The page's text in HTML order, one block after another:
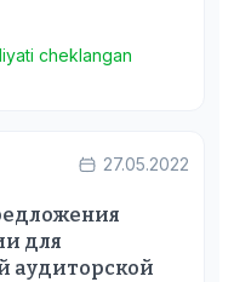
cheklangan
27.05.2022
для
аудиторской